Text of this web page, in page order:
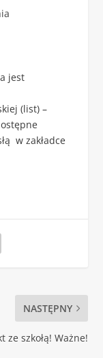
jest
(list) –
w zakładce
NASTĘPNY
ze szkołą! Ważne!